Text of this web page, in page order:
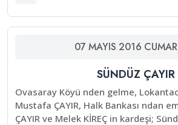
07 MAYIS 2016
SÜNDÜZ ÇAYIR
Ovasaray Köyü nden gelme,
Mustafa ÇAYIR, Halk Bankası ndan
ÇAYIR ve Melek KİREÇ in kardeşi;